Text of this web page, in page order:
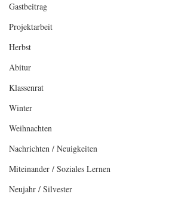
Gastbeitrag
Projektarbeit
Herbst
Abitur
Klassenrat
Winter
Weihnachten
Nachrichten / Neuigkeiten
Miteinander / Soziales Lernen
Neujahr / Silvester